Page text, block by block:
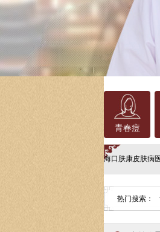
青春痘
海口肤康皮肤病
热门搜索：